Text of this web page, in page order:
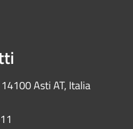
Asti AT, Italia